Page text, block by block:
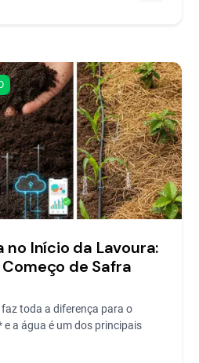
no Início da Lavoura:
de Safra
toda a diferença para o
a água é um dos principais